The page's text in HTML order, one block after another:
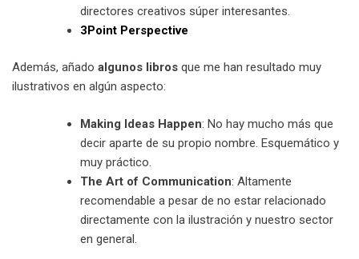
directores creativos súper interesantes.
3Point Perspective
Además, añado algunos libros que me han resultado muy
ilustrativos en algún aspecto:
Making Ideas Happen: No hay mucho más que
decir aparte de su propio nombre. Esquemático y
muy práctico.
The Art of Communication: Altamente
recomendable a pesar de no estar relacionado
directamente con la ilustración y nuestro sector
en general.